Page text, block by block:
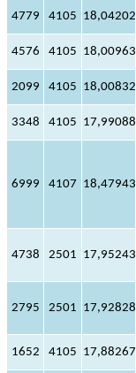
4779 4105 18,04202
4576 4105 18,00963
2099 4105 18,00832
3348 4105 17,99088
6999 4107 18,47943
4738 2501 17,95243
2795 2501 17,92828
1652 4105 17,88267